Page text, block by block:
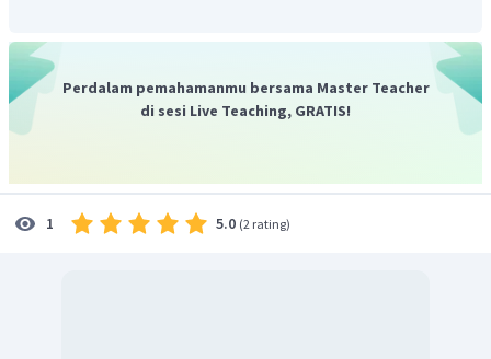
Perdalam pemahamanmu bersama Master Teacher
di sesi Live Teaching, GRATIS!
1 5.0 (2 rating)